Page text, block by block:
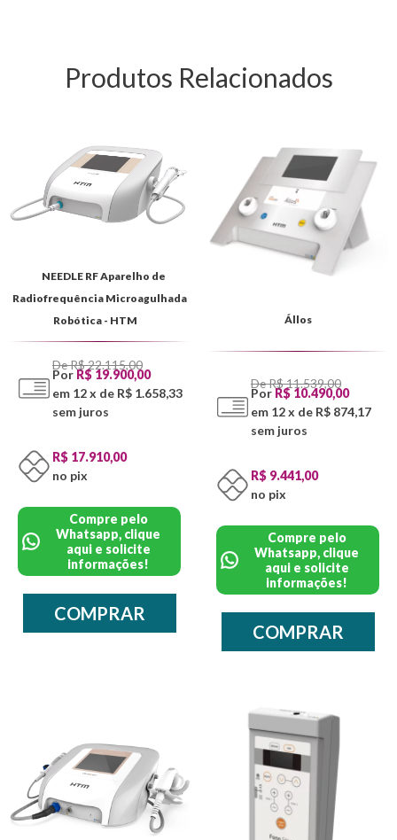
Produtos Relacionados
NEEDLE RF Aparelho de
Radiofrequência Microagulhada
Robótica - HTM
De R$ 22.115,00
PorR$ 19.900,00
em 12 x de R$ 1.658,33
sem juros
R$ 17.910,00
no pix
Compre pelo
Whatsapp, clique
aqui e solicite
informações!
COMPRAR
Állos
De R$ 11.539,00
PorR$ 10.490,00
em 12 x de R$ 874,17
sem juros
R$ 9.441,00
no pix
Compre pelo
Whatsapp, clique
aqui e solicite
informações!
COMPRAR